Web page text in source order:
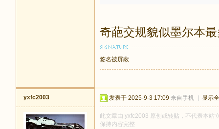
奇葩交规貌似墨尔本
签名被屏蔽
yxfc2003 发表于 2025-9-3 17:09 来自手机 显示
此文章由 yxfc2003 原创或转贴，不代表本站
保持内容完整